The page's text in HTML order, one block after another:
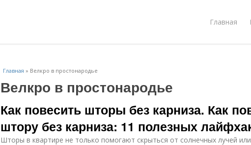
Главная
Главная » Велкро в простонародье
Велкро в простонародье
Как повесить шторы без карниза. Как
штору без карниза: 11 полезных
Шторы в квартире не только помогают скрыться от солнечных лучей